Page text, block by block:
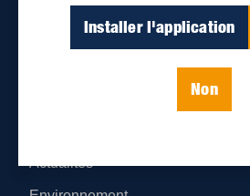
Installer l'application
Non
Nous joindre
Parutions numériques
Actualités